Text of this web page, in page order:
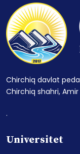
Chirchiq davlat
Chirchiq shahri,
.
Universitet